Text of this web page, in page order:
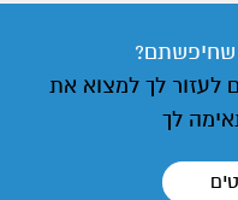
לעזור לך למצוא את
לך